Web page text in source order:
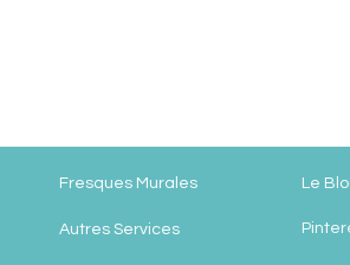
Fresques Murales
Autres Services
Le